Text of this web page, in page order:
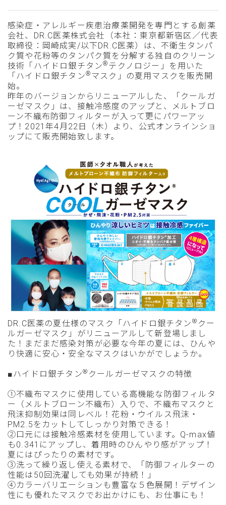
感染症・アレルギー疾患治療薬開発を専門とする創薬
会社、DR.C医薬株式会社（本社：東京都新宿区／代表
取締役：岡崎成実/以下DR.C医薬）は、不衛生タンパ
ク質や花粉等のタンパク質を分解する独自のクリーン
技術「ハイドロ銀チタン® テクノロジー」を用いた
「ハイドロ銀チタン® マスク」の夏用マスクを販売開
始。
昨年のバージョンからリニューアルした、「クールガ
ーゼマスク」は、接触冷感度のアップと、メルトブロ
ーン不織布防御フィルターが入って更にパワーアッ
プ！2021年4月22日（木）より、公式オンラインショ
ップにて販売開始致します。
DR.C医薬の夏仕様のマスク「ハイドロ銀チタン ® クー
ルガーゼマスク」がリニューアルして新登場しまし
た！まだまだ感染対策が必要な今年の夏には、ひんや
り快適に安心・安全なマスクはいかがでしょうか。
■ハイドロ銀チタン® クールガーゼマスクの特徴
①不織布マスクに使用している高機能な防御フィルタ
ー（メルトブローン不織布）入りで、不織布マスクと
飛沫抑制効果は同レベル！花粉・ウイルス飛沫・
PM2.5をカットしてしっかり対策できる！
②口元には接触冷感素材を使用しています。Q-max値
も0.341にアップし、着用時のひんやり感がアップ！
夏にはぴったりの素材です。
③洗って繰り返し使える素材で、「防御フィルターの
性能は50回洗濯しても効果が持続！」
④カラーバリエーションも豊富な５色展開！デザイン
性にも優れたマスクでお出かけにも、お仕事にも！